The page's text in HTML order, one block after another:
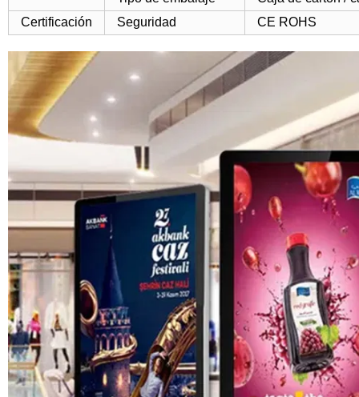
Certificación
Seguridad CE ROHS